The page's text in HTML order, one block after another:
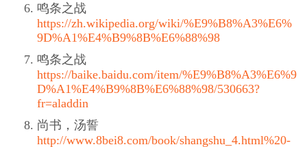
鸣条之战
https://zh.wikipedia.org/wiki/%E9%B8%A3%E6%
9D%A1%E4%B9%8B%E6%88%98
鸣条之战
https://baike.baidu.com/item/%E9%B8%A3%E6%9
D%A1%E4%B9%8B%E6%88%98/530663?
fr=aladdin
尚书，汤誓
http://www.8bei8.com/book/shangshu_4.html%20-